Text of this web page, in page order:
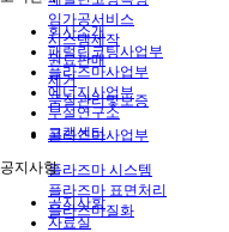
임가공서비스
시스템제작
원료판매
제거
품질관리및보증
플라즈마사업부
플라즈마 시스템
플라즈마 표면처리
플라즈마질화
회사소개
패럴린코팅사업부
플라즈마사업부
에너지사업부
부설연구소
고객센터
공지사항
공지사항
자료실